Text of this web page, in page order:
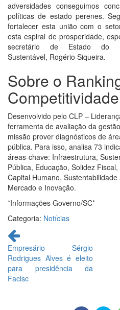
adversidades conseguimos
políticas de estado perenes.
fortalecer esta união com o
esta espiral de prosperidade,
secretário de Estado do
Sustentável, Rogério Siqueira.
Sobre o
Competitividade
Desenvolvido pelo CLP –
ferramenta de avaliação da
missão prover diagnósticos de
pública. Para isso, analisa 73
áreas-chave: Infraestrutura,
Pública, Educação, Solidez
Capital Humano,
Mercado e Inovação.
*Informações Governo/SC*
Categoria: Notícias
Continue
lendo
Empresário Sérgio
Rodrigues Alves é eleito
para presidência da
Facisc